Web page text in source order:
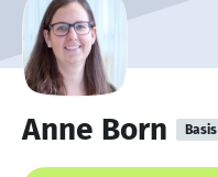
Anne Born Basis